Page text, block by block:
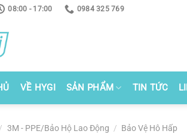
08:00 - 17:00 0984 325 769
VỀ HYGI SẢN PHẨM TIN TỨC
/ 3M - PPE/Bảo Hộ Lao Động / Bảo Vệ Hô Hấp